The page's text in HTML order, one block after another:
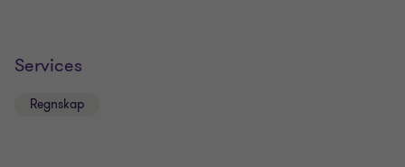
Services
Regnskap